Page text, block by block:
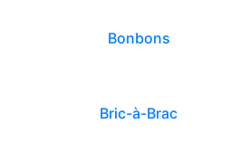
Bonbons
Bric-à-Brac